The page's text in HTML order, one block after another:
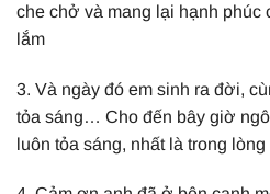
che chở và mang lại hạnh phúc
lắm
3. Và ngày đó em sinh ra đời,
tỏa sáng… Cho đến bây giờ
luôn tỏa sáng, nhất là trong lòng